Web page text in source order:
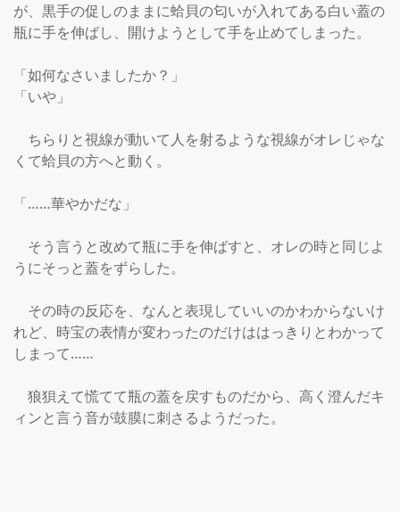
が、黒手の促しのままに蛤貝の匂いが入れてある白い蓋の
瓶に手を伸ばし、開けようとして手を止めてしまった。
「如何なさいましたか？」
「いや」
ちらりと視線が動いて人を射るような視線がオレじゃな
くて蛤貝の方へと動く。
「……華やかだな」
そう言うと改めて瓶に手を伸ばすと、オレの時と同じよ
うにそっと蓋をずらした。
その時の反応を、なんと表現していいのかわからないけ
れど、時宝の表情が変わったのだけははっきりとわかって
しまって……
狼狽えて慌てて瓶の蓋を戻すものだから、高く澄んだキ
ィンと言う音が鼓膜に刺さるようだった。